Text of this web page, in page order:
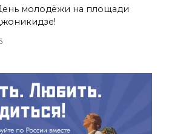
молодёжи на площади